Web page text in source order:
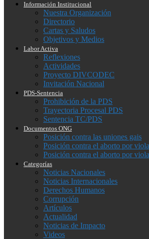
Información Institucional
Nuestra Organización
Directorio
Cartas y Saludos
Objetivos y Medios
Labor Activa
Reflexiones
Actividades
Proyecto DIVCODEC
Invitación Nacional
PDS-Sentencia
Prohibición de la PDS
Trayectoria Procesal PDS
Sentencia TC/PDS
Documentos ONG
Posición contra las uniones gais
Posición contra el aborto por
Posición contra el aborto por
Categorías
Noticias Nacionales
Noticias Internacionales
Derechos Humanos
Corrupción
Artículos
Actualidad
Noticias de Impacto
Videos